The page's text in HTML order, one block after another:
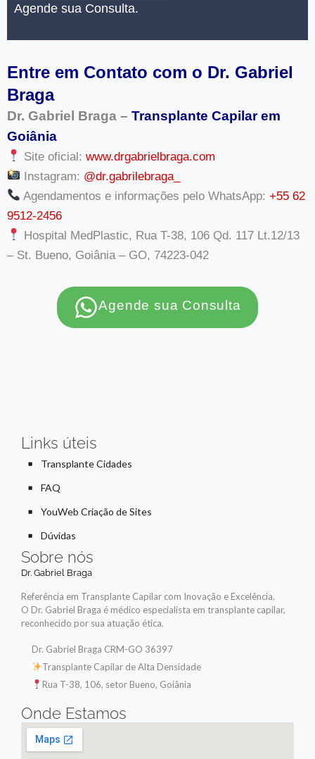
Agende sua Consulta.
Entre em Contato com o Dr. Gabriel
Braga
Dr. Gabriel Braga – Transplante Capilar em
Goiânia
Site oficial:www.drgabrielbraga.com
Instagram: @dr.gabrilebraga_
Agendamentos e informações pelo WhatsApp:+55 62
9512-2456
Hospital MedPlastic, Rua T-38, 106 Qd. 117 Lt.12/13
– St. Bueno, Goiânia – GO, 74223-042
Agende sua Consulta
Links úteis
Transplante Cidades
FAQ
YouWeb Criação de Sites
Dúvidas
Sobre nós
Dr. Gabriel Braga
Referência em Transplante Capilar com Inovação e Excelência.
O Dr. Gabriel Braga é médico especialista em transplante capilar,
reconhecido por sua atuação ética.
Dr. Gabriel Braga CRM-GO 36397
Transplante Capilar de Alta Densidade
Rua T-38, 106, setor Bueno, Goiânia
Onde Estamos